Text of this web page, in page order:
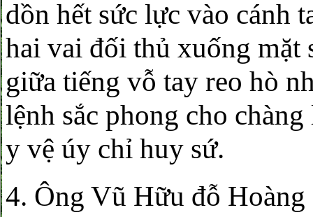
dồn hết sức lực vào cánh
hai vai đối thủ xuống mặt
giữa tiếng vỗ tay reo hò
lệnh sắc phong cho
y vệ úy chỉ huy sứ.
4. Ông Vũ Hữu đỗ